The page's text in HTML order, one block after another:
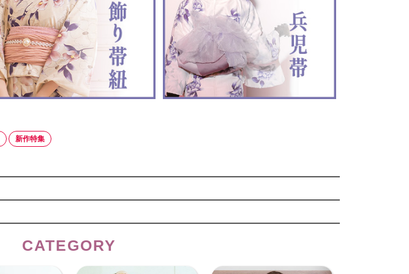
新作特集
CATEGORY